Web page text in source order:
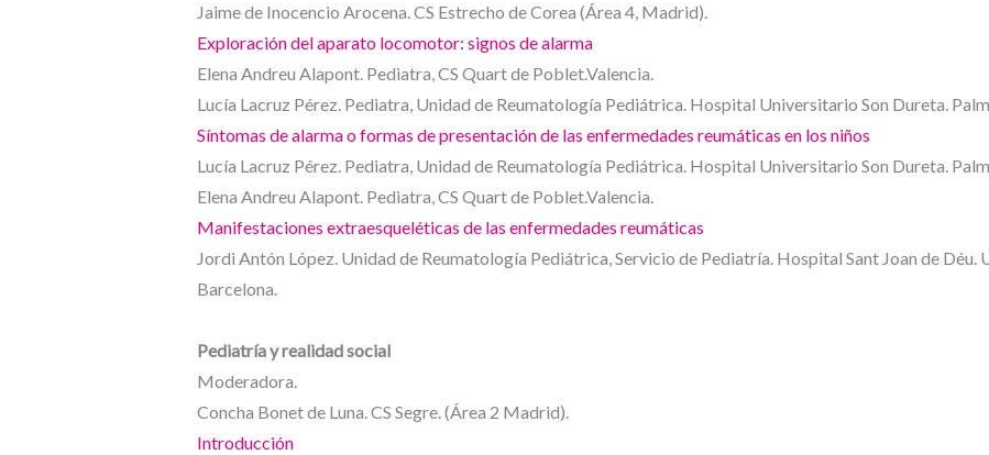
Jaime de Inocencio Arocena. CS Estrecho de Corea (Área 4, Madrid).
Exploración del aparato locomotor: signos de alarma
Elena Andreu Alapont. Pediatra, CS Quart de Poblet.Valencia.
Lucía Lacruz Pérez. Pediatra, Unidad de Reumatología Pediátrica. Hospital Universitario Son Dureta.
Síntomas de alarma o formas de presentación de las enfermedades reumáticas en los niños
Lucía Lacruz Pérez. Pediatra, Unidad de Reumatología Pediátrica. Hospital Universitario Son Dureta.
Elena Andreu Alapont. Pediatra, CS Quart de Poblet.Valencia.
Manifestaciones extraesqueléticas de las enfermedades reumáticas
Jordi Antón López. Unidad de Reumatología Pediátrica, Servicio de Pediatría. Hospital Sant Joan de Déu.
Barcelona.
Pediatría y realidad social
Moderadora.
Concha Bonet de Luna. CS Segre. (Área 2 Madrid).
Introducción